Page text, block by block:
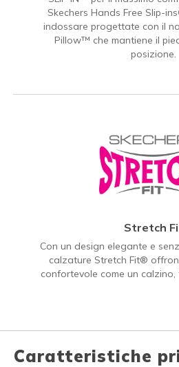
Skechers Hands Free Slip-
indossare progettate con il
Pillow™ che mantiene il
posizione.
Stretch
Con un design elegante e
calzature Stretch Fit®
confortevole come un
Caratteristiche